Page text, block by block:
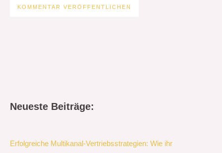
Neueste Beiträge:
Erfolgreiche Multikanal-Vertriebsstrategien: Wie ihr